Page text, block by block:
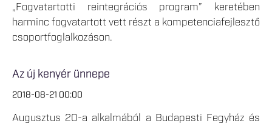
„Fogvatartotti reintegrációs program” keretében
harminc fogvatartott vett részt a kompetenciafejlesztő
csoportfoglalkozáson.
Az új kenyér ünnepe
2018-08-21 00:00
Augusztus 20-a alkalmából a Budapesti Fegyház és